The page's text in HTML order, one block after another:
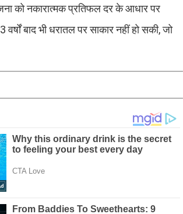
को नकारात्मक प्रतिफल दर के आधार पर
बाद भी धरातल पर साकार नहीं हो सकी, जो